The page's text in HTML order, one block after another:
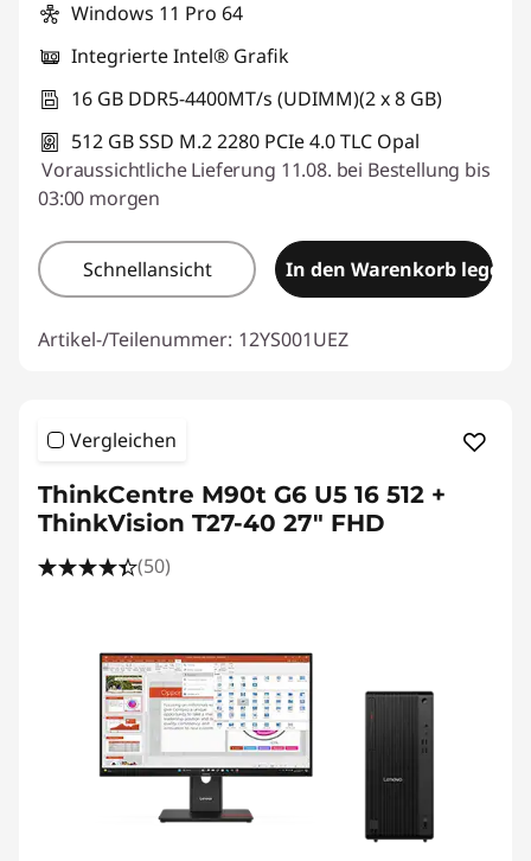
Windows 11 Pro 64
Integrierte Intel® Grafik
16 GB DDR5-4400MT/s (UDIMM)(2 x 8 GB)
512 GB SSD M.2 2280 PCIe 4.0 TLC Opal
Voraussichtliche Lieferung 11.08. bei Bestellung bis
03:00 morgen
Schnellansicht In den Warenkorb legen
Artikel-/Teilenummer: 12YS001UEZ
Vergleichen
ThinkCentre M90t G6 U5 16 512 +
ThinkVision T27-40 27" FHD
(50)